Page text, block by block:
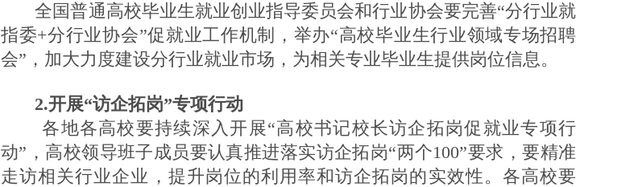
全国普通高校毕业生就业创业指导委员会和行业协会要完善“分行业就
指委+分行业协会”促就业工作机制，举办“高校毕业生行业领域专场招聘
会”，加大力度建设分行业就业市场，为相关专业毕业生提供岗位信息。
2.开展“访企拓岗”专项行动
各地各高校要持续深入开展“高校书记校长访企拓岗促就业专项行
动”，高校领导班子成员要认真推进落实访企拓岗“两个100”要求，要精准
走访相关行业企业，提升岗位的利用率和访企拓岗的实效性。各高校要